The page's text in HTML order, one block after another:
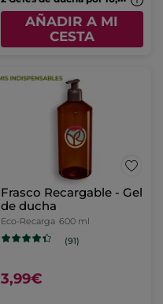
AÑADIR A MI
CESTA